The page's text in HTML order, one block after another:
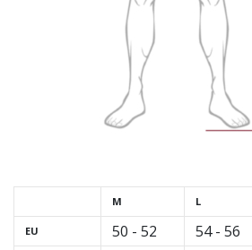
EU
M
50 - 52
L
54 - 56